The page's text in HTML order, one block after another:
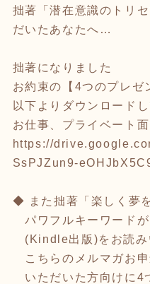
拙著「潜在意識のトリ
だいたあなたへ…
拙著になりました
お約束の【4つのプレゼ
以下よりダウンロード
お仕事、プライベート
https://
SsPJZun9-
◆ また拙著「楽しく夢
パワフルキーワードが
(Kindle出版)をお読み
こちらのメルマガお申
いただいた方向けに4